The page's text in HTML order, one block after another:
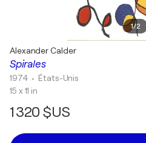
1/2
Spirales
Alexander Calder
1974 • États-Unis
15 x 11 in
1 320 $US